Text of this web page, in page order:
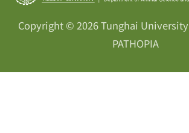
Copyright © 2026Tunghai University
PATHOPIA